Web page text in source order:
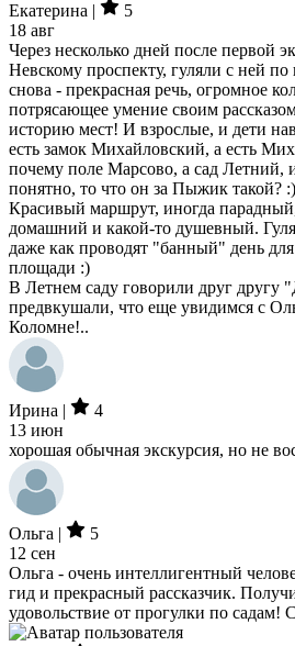
Екатерина |
5
18 авг
Через несколько дней после первой
Невскому проспекту, гуляли с ней
снова - прекрасная речь, огромное
потрясающее умение своим
историю мест! И взрослые, и дети
есть замок Михайловский, а есть
почему поле Марсово, а сад Летний,
понятно, то что он за Пыжик такой? :)
Красивый маршрут, иногда
домашний и какой-то душевный.
даже как проводят "банный" день
площади :)
В Летнем саду говорили друг другу
предвкушали, что еще увидимся с
Коломне!..
Ирина |
4
13 июн
хорошая обычная экскурсия, но не
Ольга |
5
12 сен
Ольга - очень интеллигентный
гид и прекрасный рассказчик.
удовольствие от прогулки по садам!